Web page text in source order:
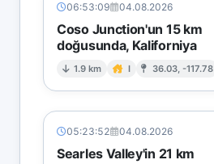
06:53:09 04.08.2026
Coso Junction'un 15 km
doğusunda, Kaliforniya
1.9 km I 36.03, -117.78
05:23:52 04.08.2026
Searles Valley'in 21 km